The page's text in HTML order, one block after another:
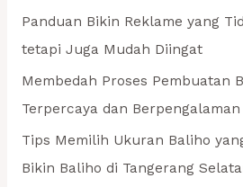
Panduan Bikin Reklame yang
tetapi Juga Mudah Diingat
Membedah Proses Pembuatan
Terpercaya dan Berpengalaman
Tips Memilih Ukuran Baliho
Bikin Baliho di Tangerang